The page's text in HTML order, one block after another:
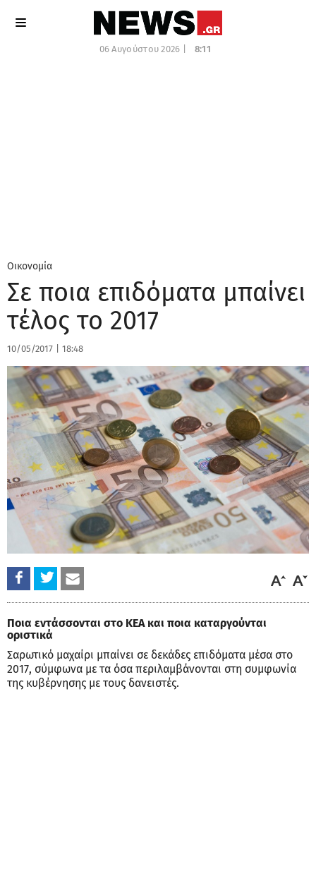
06 Αυγούστου 2026 | 8:11
Οικονομία
Σε ποια επιδόματα μπαίνει
τέλος το 2017
10/05/2017 18:48
Ποια εντάσσονται στο ΚΕΑ και ποια καταργούνται
οριστικά
Σαρωτικό μαχαίρι μπαίνει σε δεκάδες επιδόματα μέσα στο
2017, σύμφωνα με τα όσα περιλαμβάνονται στη συμφωνία
της κυβέρνησης με τους δανειστές.